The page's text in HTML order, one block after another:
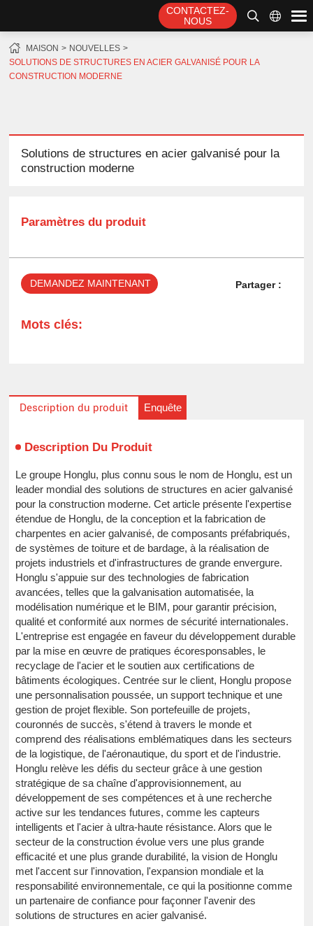
CONTACTEZ-
NOUS
MAISON
NOUVELLES
SOLUTIONS DE STRUCTURES EN ACIER GALVANISÉ POUR LA
CONSTRUCTION MODERNE
Solutions de structures en acier galvanisé pour la
construction moderne
Paramètres du produit
DEMANDEZ MAINTENANT Partager :
Mots clés:
Description du produit Enquête
Description Du Produit
Le groupe Honglu, plus connu sous le nom de Honglu, est un
leader mondial des solutions de structures en acier galvanisé
pour la construction moderne. Cet article présente l'expertise
étendue de Honglu, de la conception et la fabrication de
charpentes en acier galvanisé, de composants préfabriqués,
de systèmes de toiture et de bardage, à la réalisation de
projets industriels et d'infrastructures de grande envergure.
Honglu s'appuie sur des technologies de fabrication
avancées, telles que la galvanisation automatisée, la
modélisation numérique et le BIM, pour garantir précision,
qualité et conformité aux normes de sécurité internationales.
L'entreprise est engagée en faveur du développement durable
par la mise en œuvre de pratiques écoresponsables, le
recyclage de l'acier et le soutien aux certifications de
bâtiments écologiques. Centrée sur le client, Honglu propose
une personnalisation poussée, un support technique et une
gestion de projet flexible. Son portefeuille de projets,
couronnés de succès, s'étend à travers le monde et
comprend des réalisations emblématiques dans les secteurs
de la logistique, de l'aéronautique, du sport et de l'industrie.
Honglu relève les défis du secteur grâce à une gestion
stratégique de sa chaîne d'approvisionnement, au
développement de ses compétences et à une recherche
active sur les tendances futures, comme les capteurs
intelligents et l'acier à ultra-haute résistance. Alors que le
secteur de la construction évolue vers une plus grande
efficacité et une plus grande durabilité, la vision de Honglu
met l'accent sur l'innovation, l'expansion mondiale et la
responsabilité environnementale, ce qui la positionne comme
un partenaire de confiance pour façonner l'avenir des
solutions de structures en acier galvanisé.